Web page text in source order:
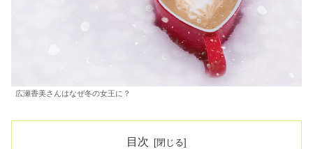
広瀬香美さんはなぜ冬の女王に？
目次